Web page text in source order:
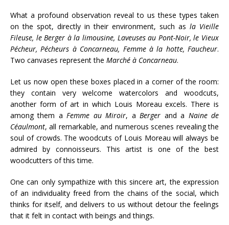
What a profound observation reveal to us these types taken
on the spot, directly in their environment, such as la Vieille
Fileuse, le Berger à la limousine, Laveuses au Pont-Noir, le Vieux
Pécheur, Pécheurs à Concarneau, Femme à la hotte, Faucheur.
Two canvases represent the Marché à Concarneau.
Let us now open these boxes placed in a corner of the room:
they contain very welcome watercolors and woodcuts,
another form of art in which Louis Moreau excels. There is
among them aFemme au Miroir, aBerger and a Naine de
Céaulmont, all remarkable, and numerous scenes revealing the
soul of crowds. The woodcuts of Louis Moreau will always be
admired by connoisseurs. This artist is one of the best
woodcutters of this time.
One can only sympathize with this sincere art, the expression
of an individuality freed from the chains of the social, which
thinks for itself, and delivers to us without detour the feelings
that it felt in contact with beings and things.